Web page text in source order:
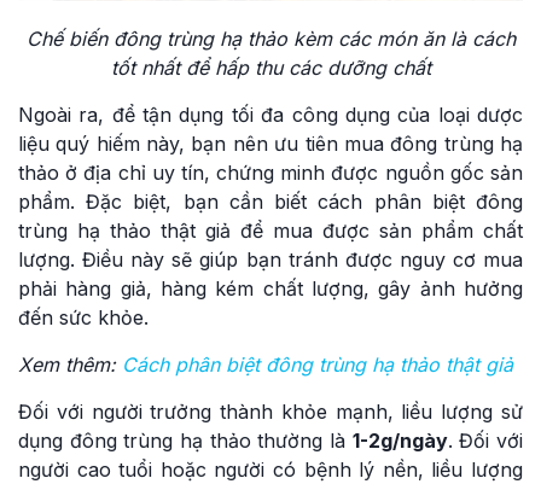
Chế biến đông trùng hạ thảo kèm các món ăn là cách
tốt nhất để hấp thu các dưỡng chất
Ngoài ra, để tận dụng tối đa công dụng của loại dược
liệu quý hiếm này, bạn nên ưu tiên mua đông trùng hạ
thảo ở địa chỉ uy tín, chứng minh được nguồn gốc sản
phẩm. Đặc biệt, bạn cần biết cách phân biệt đông
trùng hạ thảo thật giả để mua được sản phẩm chất
lượng. Điều này sẽ giúp bạn tránh được nguy cơ mua
phải hàng giả, hàng kém chất lượng, gây ảnh hưởng
đến sức khỏe.
Xem thêm: Cách phân biệt đông trùng hạ thảo thật giả
Đối với người trưởng thành khỏe mạnh, liều lượng sử
dụng đông trùng hạ thảo thường là 1-2g/ngày. Đối với
người cao tuổi hoặc người có bệnh lý nền, liều lượng